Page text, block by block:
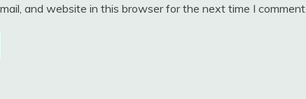
and website in this browser for the next time I comment.